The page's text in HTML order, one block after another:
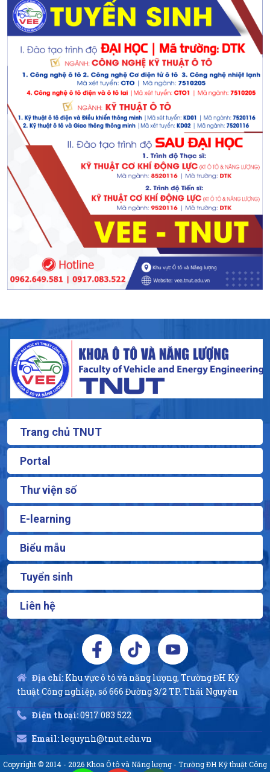
Trang chủ TNUT
Portal
Thư viện số
E-learning
Biểu mẫu
Tuyển sinh
Liên hệ
Địa chỉ: Khu vực ô tô và năng lượng, Trường ĐH Kỹ
thuật Công nghiệp, số 666 Đường 3/2 TP. Thái Nguyên
Điện thoại:0917 083 522
Email: lequynh@tnut.edu.vn
Copyright © 2014 - 2026 Khoa Ô tô và Năng lượng - Trường ĐH Kỹ thuật Công